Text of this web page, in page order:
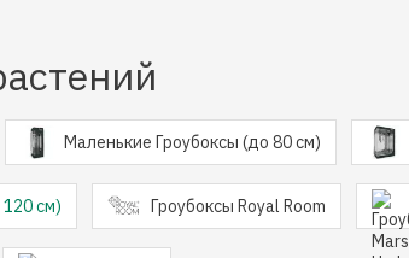
Маленькие Гроубоксы (до 80 см)
см) Гроубоксы Royal Room